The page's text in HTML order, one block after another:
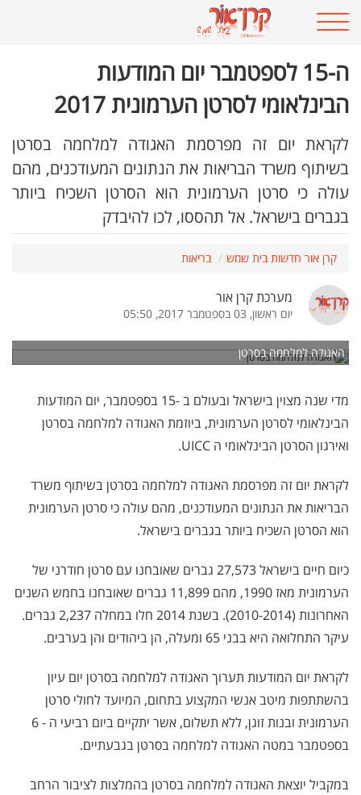
ה-15 לספטמבר יום המודעות
הבינלאומי לסרטן הערמונית 2017
לקראת יום זה מפרסמת האגודה למלחמה בסרטן
בשיתוף משרד הבריאות את הנתונים המעודכנים, מהם
עולה כי סרטן הערמונית הוא הסרטן השכיח ביותר
בגברים בישראל. אל תהססו, לכו להיבדק
קרן אור חדשות בית שמש בריאות
מערכת קרן אור
יום ראשון, 03 בספטמבר 2017, 05:50
האגודה למלחמה בסרטן
מדי שנה מצוין בישראל ובעולם ב -15 בספטמבר, יום המודעות
הבינלאומי לסרטן הערמונית, ביוזמת האגודה למלחמה בסרטן
ואירגון הסרטן הבינלאומי ה UICC.
לקראת יום זה מפרסמת האגודה למלחמה בסרטן בשיתוף משרד
הבריאות את הנתונים המעודכנים, מהם עולה כי סרטן הערמונית
הוא הסרטן השכיח ביותר בגברים בישראל.
כיום חיים בישראל 27,573 גברים שאובחנו עם סרטן חודרני של
הערמונית מאז 1990, מהם 11,899 גברים שאובחנו בחמש השנים
האחרונות (2010-2014). בשנת 2014 חלו במחלה 2,237 גברים.
עיקר התחלואה היא בבני 65 ומעלה, הן ביהודים והן בערבים.
לקראת יום המודעות תערוך האגודה למלחמה בסרטן יום עיון
בהשתתפות מיטב אנשי המקצוע בתחום, המיועד לחולי סרטן
הערמונית ובנות זוגן, ללא תשלום, אשר יתקיים ביום רביעי ה - 6
בספטמבר במטה האגודה למלחמה בסרטן בגבעתיים.
במקביל יוצאת האגודה למלחמה בסרטן בהמלצות לציבור הרחב